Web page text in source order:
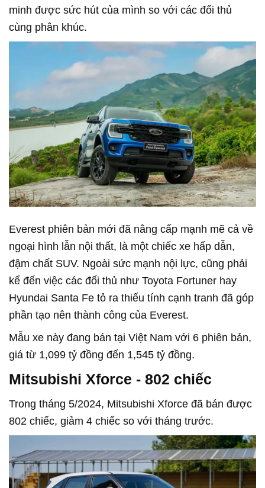
minh được sức hút của mình so với các đối thủ
cùng phân khúc.
Everest phiên bản mới đã nâng cấp mạnh mẽ cả về
ngoại hình lẫn nội thất, là một chiếc xe hấp dẫn,
đậm chất SUV. Ngoài sức mạnh nội lực, cũng phải
kể đến việc các đối thủ như Toyota Fortuner hay
Hyundai Santa Fe tỏ ra thiếu tính cạnh tranh đã góp
phần tạo nên thành công của Everest.
Mẫu xe này đang bán tại Việt Nam với 6 phiên bản,
giá từ 1,099 tỷ đồng đến 1,545 tỷ đồng.
Mitsubishi Xforce - 802 chiếc
Trong tháng 5/2024, Mitsubishi Xforce đã bán được
802 chiếc, giảm 4 chiếc so với tháng trước.